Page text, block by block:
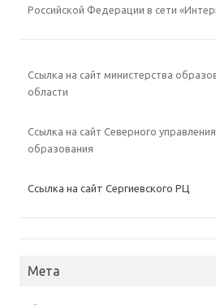
Российской Федерации в сети
Ссылка на сайт министерства
области
Ссылка на сайт Северного
образования
Ссылка на сайт Сергиевского РЦ
Мета